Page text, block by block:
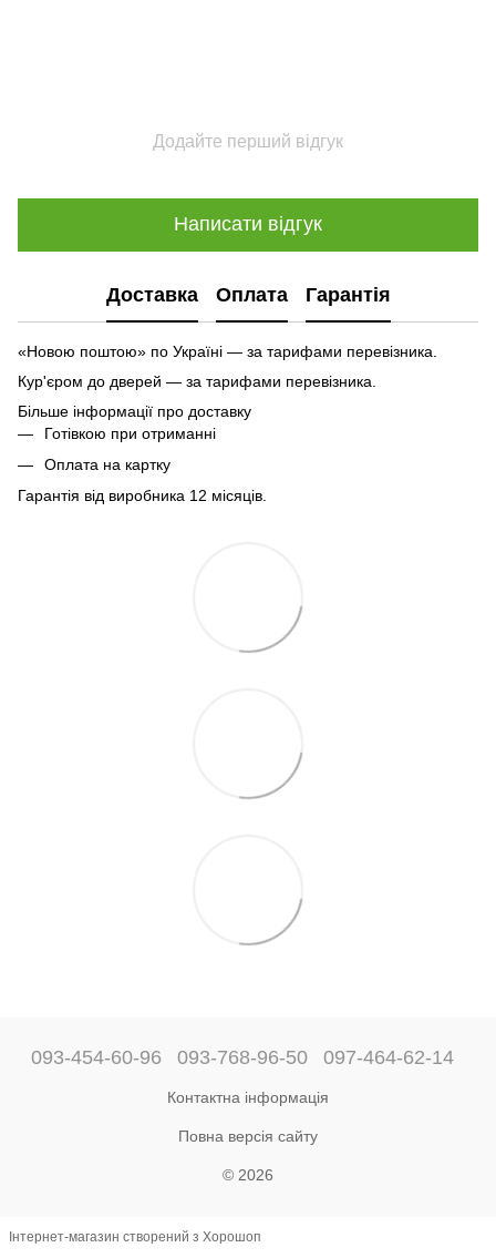
Додайте перший відгук
Написати відгук
Доставка Оплата Гарантія
«Новою поштою» по Україні — за тарифами перевізника.
Кур'єром до дверей — за тарифами перевізника.
Більше інформації про доставку
Готівкою при отриманні
Оплата на картку
Гарантія від виробника 12 місяців.
093-454-60-96 093-768-96-50 097-464-62-14
Контактна інформація
Повна версія сайту
© 2026
Інтернет-магазин створений з Хорошоп